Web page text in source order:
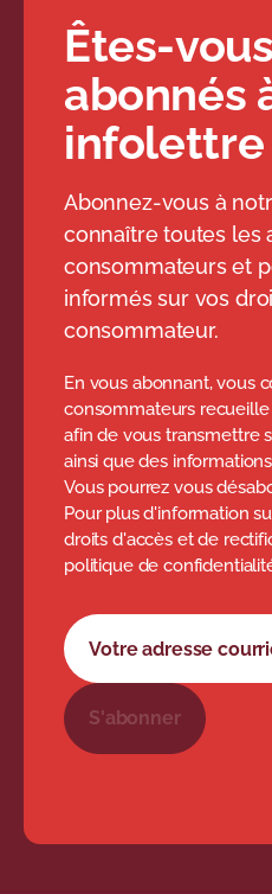
Êtes-vous
abonnés
infolettre
Abonnez-vous à
connaître toutes les
consommateurs et
informés sur vos
consommateur.
En vous abonnant, vous
consommateurs recueille
afin de vous transmettre
ainsi que des
Vous pourrez vous
Pour plus d'information
droits d'accès et de
politique de
Formulaire
Votre adresse courriel
S'abonner